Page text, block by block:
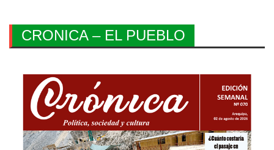
CRONICA – EL PUEBLO